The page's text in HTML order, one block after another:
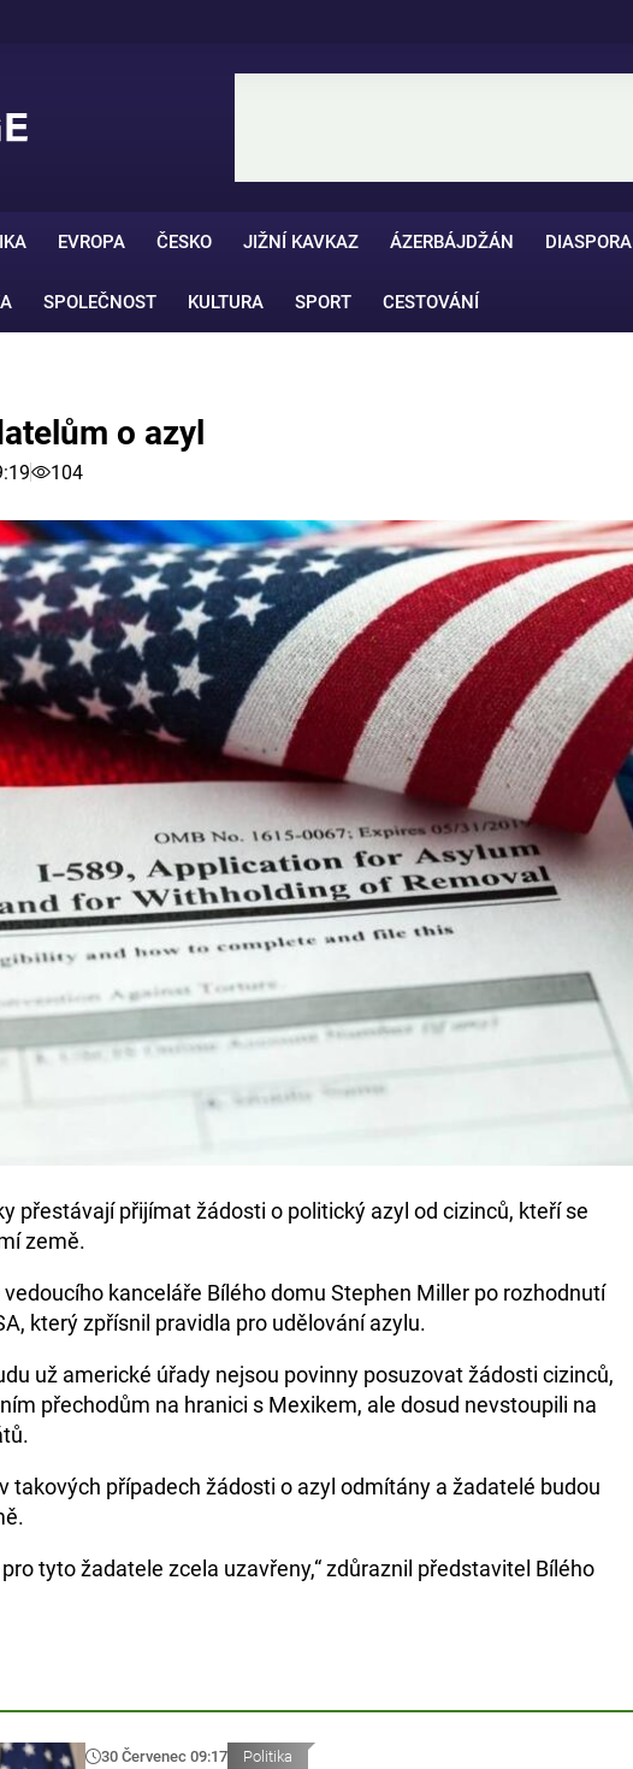
EVROPA ČESKO JIŽNÍ KAVKAZ ÁZERBÁJDŽÁN DIASPORA
SPOLEČNOST KULTURA SPORT CESTOVÁNÍ
o azyl
104
přestávají přijímat žádosti o politický azyl od cizinců, kteří se
země.
kanceláře Bílého domu Stephen Miller po rozhodnutí
který zpřísnil pravidla pro udělování azylu.
už americké úřady nejsou povinny posuzovat žádosti cizinců,
přechodům na hranici s Mexikem, ale dosud nevstoupili na
takových případech žádosti o azyl odmítány a žadatelé budou
tyto žadatele zcela uzavřeny,“ zdůraznil představitel Bílého
30 Červenec 09:17 Politika